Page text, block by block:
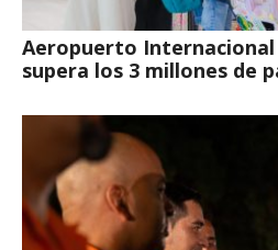
Aeropuerto Internacional
supera los 3 millones de